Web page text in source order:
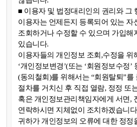
■ 이용자 및 법정대리인의 권리와 그
이용자는 언제든지 등록되어 있는 자
조회하거나 수정할 수 있으며 가입해
있습니다.
이용자들의 개인정보 조회,수정을 위
‘개인정보변경’(또는 ‘회원정보수정’
(동의철회)를 위해서는 “회원탈퇴”를
절차를 거치신 후 직접 열람, 정정 또
혹은 개인정보관리책임자에게 서면,
연락하시면 지체없이 조치하겠습니
귀하가 개인정보의 오류에 대한 정정